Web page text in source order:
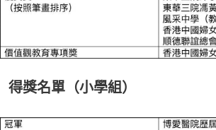
得獎名單（小學組）